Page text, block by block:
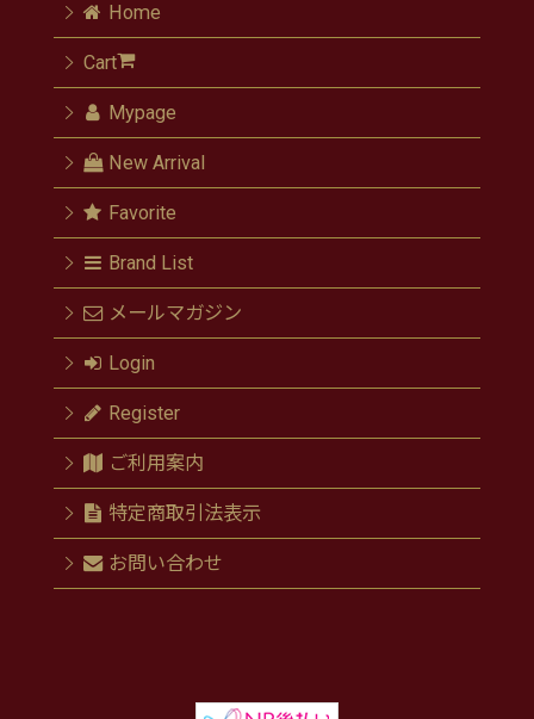
Home
Cart
Mypage
New Arrival
Favorite
Brand List
メールマガジン
Login
Register
ご利用案内
特定商取引法表示
お問い合わせ